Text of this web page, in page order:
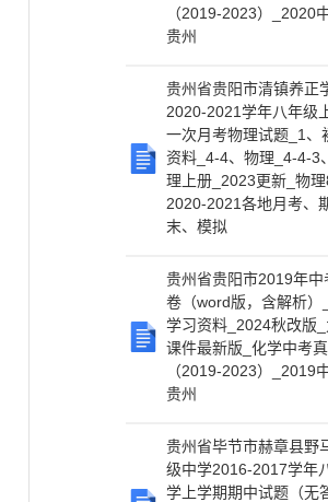
（2019-2023）_2020
贵州
贵州省贵阳市清镇养正
2020-2021学年八年级
一次月考物理试题_1、
资料_4-4、物理_4-4-3
理上册_2023更新_物理
2020-2021各地月考、
末、模拟
贵州省贵阳市2019年中
卷（word版，含解析）
学习资料_2024秋改版
课件最新版_化学中考
（2019-2023）_2019
贵州
贵州省毕节市赫章县野
级中学2016-2017学年
学上学期期中试题（无